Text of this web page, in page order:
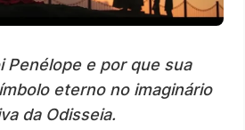
Penélope e por que sua
eterno no imaginário
da Odisseia.